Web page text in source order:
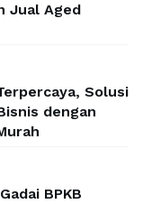
Jual Aged
Solusi
dengan
BPKB